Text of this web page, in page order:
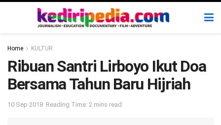
Home KULTUR
Ribuan Santri Lirboyo Ikut Doa
Bersama Tahun Baru Hijriah
10 Sep 2018 Reading Time: 2 mins read